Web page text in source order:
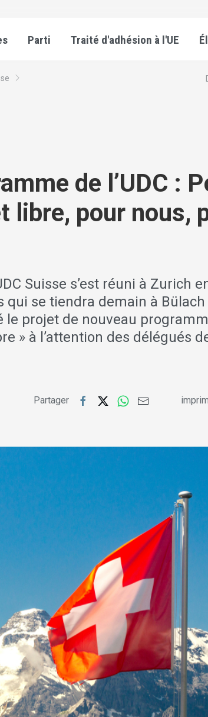
Parti Traité d'adhésion à l'UE
de l’UDC :
libre, pour nous,
Suisse s’est réuni à Zurich
qui se tiendra demain à
le projet de nouveau
» à l’attention des délégués de
Partager